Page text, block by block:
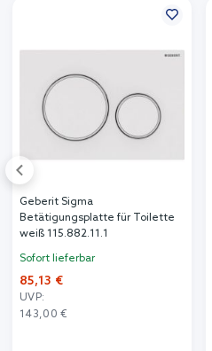
Geberit Sigma
Betätigungsplatte für Toilette
weiß 115.882.11.1
Sofort lieferbar
85,13 €
UVP:
143,00 €